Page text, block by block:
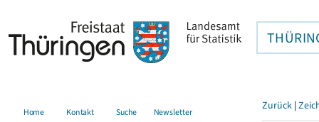
Home Kontakt Suche Newsletter Zurück |